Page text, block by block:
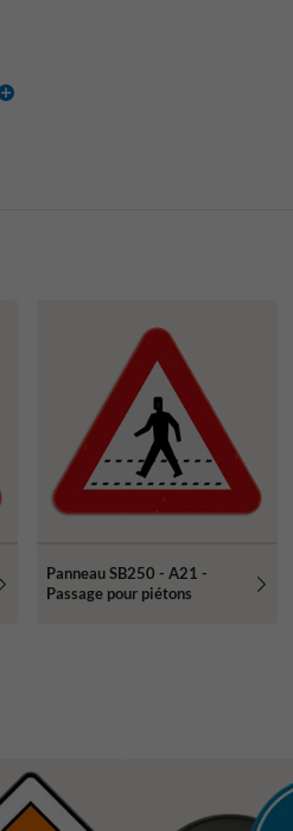
Panneau SB250 - A21 -
Passage pour piétons